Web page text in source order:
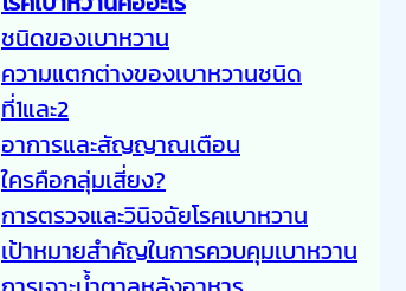
ชนิดของเบาหวาน
ความแตกต่างของเบาหวานชนิด
ที่1และ2
อาการและสัญญาณเตือน
ใครคือกลุ่มเสี่ยง?
การตรวจและวินิจฉัยโรคเบาหวาน
เป้าหมายสำคัญในการควบคุมเบาหวาน